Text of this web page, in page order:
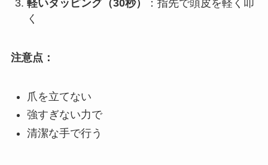
軽いタッピング（30秒）
：指先で頭皮を軽く叩
く
注意点：
爪を立てない
強すぎない力で
清潔な手で行う